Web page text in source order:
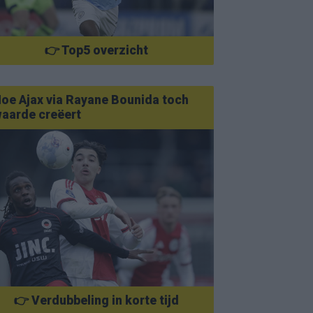
👉 Top5 overzicht
Ajax via Rayane Bounida toch
creëert
👉 Verdubbeling in korte tijd